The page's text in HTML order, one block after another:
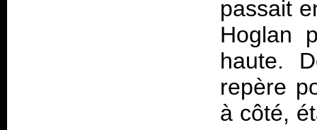
passait
Hoglan
haute.
repère
à côté,